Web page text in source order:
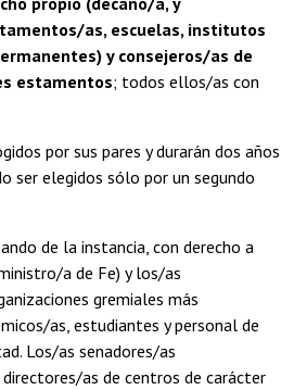
as, escuelas, institutos
y consejeros/as de
estamentos; todos ellos/as con
por sus pares y durarán dos años
ser elegidos sólo por un segundo
de la instancia, con derecho a
a de Fe) y los/as
gremiales más
as, estudiantes y personal de
Los/as senadores/as
as de centros de carácter